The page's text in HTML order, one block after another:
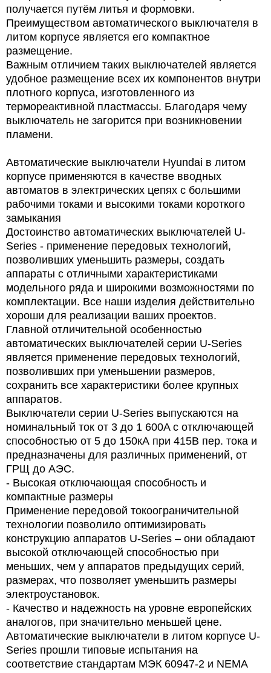
получается путём литья и формовки.
Преимуществом автоматического выключателя в
литом корпусе является его компактное
размещение.
Важным отличием таких выключателей является
удобное размещение всех их компонентов внутри
плотного корпуса, изготовленного из
термореактивной пластмассы. Благодаря чему
выключатель не загорится при возникновении
пламени.
Автоматические выключатели Hyundai в литом
корпусе применяются в качестве вводных
автоматов в электрических цепях с большими
рабочими токами и высокими токами короткого
замыкания
Достоинство автоматических выключателей U-
Series - применение передовых технологий,
позволивших уменьшить размеры, создать
аппараты с отличными характеристиками
модельного ряда и широкими возможностями по
комплектации. Все наши изделия действительно
хороши для реализации ваших проектов.
Главной отличительной особенностью
автоматических выключателей серии U-Series
является применение передовых технологий,
позволивших при уменьшении размеров,
сохранить все характеристики более крупных
аппаратов.
Выключатели серии U-Series выпускаются на
номинальный ток от 3 до 1 600A с отключающей
способностью от 5 до 150кА при 415В пер. тока и
предназначены для различных применений, от
ГРЩ до АЭС.
- Высокая отключающая способность и
компактные размеры
Применение передовой токоограничительной
технологии позволило оптимизировать
конструкцию аппаратов U-Series – они обладают
высокой отключающей способностью при
меньших, чем у аппаратов предыдущих серий,
размерах, что позволяет уменьшить размеры
электроустановок.
- Качество и надежность на уровне европейских
аналогов, при значительно меньшей цене.
Автоматические выключатели в литом корпусе U-
Series прошли типовые испытания на
соответствие стандартам МЭК 60947-2 и NEMA